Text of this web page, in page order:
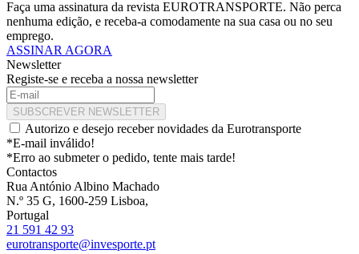
Faça uma assinatura da revista EUROTRANSPORTE. Não perca
nenhuma edição, e receba-a comodamente na sua casa ou no seu
emprego.
ASSINAR AGORA
Newsletter
Registe-se e receba a nossa newsletter
SUBSCREVER NEWSLETTER
Autorizo e desejo receber novidades da Eurotransporte
*E-mail inválido!
*Erro ao submeter o pedido, tente mais tarde!
Contactos
Rua António Albino Machado
N.º 35 G, 1600-259 Lisboa,
Portugal
21 591 42 93
eurotransporte@invesporte.pt